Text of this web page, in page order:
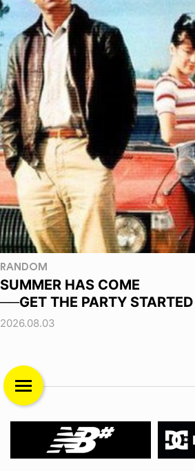
RANDOM
SUMMER HAS COME
──GET THE PARTY STARTED
2026.08.03